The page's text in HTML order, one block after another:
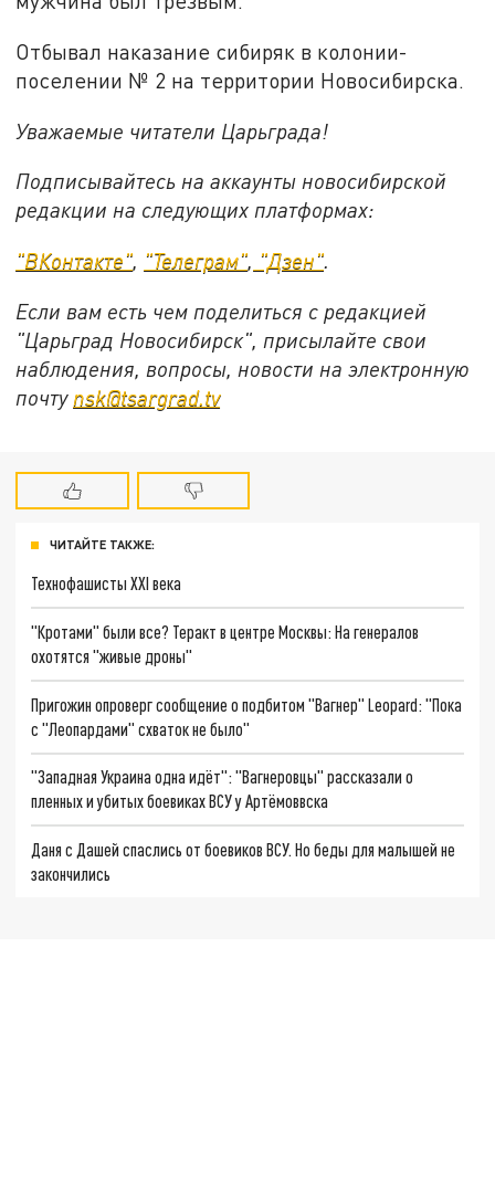
Отбывал наказание сибиряк в колонии-
поселении № 2 на территории Новосибирска.
Уважаемые читатели Царьграда!
Подписывайтесь на аккаунты новосибирской
редакции на следующих платформах:
"ВКонтакте", "Телеграм", "Дзен".
Если вам есть чем поделиться с редакцией
"Царьград Новосибирск", присылайте свои
наблюдения, вопросы, новости на электронную
почту nsk@tsargrad.tv
ЧИТАЙТЕ ТАКЖЕ:
Технофашисты XXI века
"Кротами" были все? Теракт в центре Москвы: На генералов
охотятся "живые дроны"
Пригожин опроверг сообщение о подбитом "Вагнер" Leopard: "Пока
с "Леопардами" схваток не было"
"Западная Украина одна идёт": "Вагнеровцы" рассказали о
пленных и убитых боевиках ВСУ у Артёмоввска
Даня с Дашей спаслись от боевиков ВСУ. Но беды для малышей не
закончились